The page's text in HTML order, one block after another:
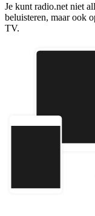
Je kunt radio.net niet
beluisteren, maar ook
TV.